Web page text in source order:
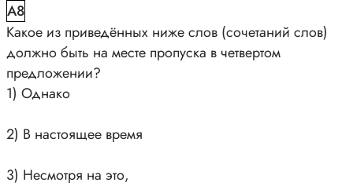
A8
Какое из приведённых ниже слов (сочетаний слов)
должно быть на месте пропуска в четвертом
предложении?
1) Однако
2) В настоящее время
3) Несмотря на это,